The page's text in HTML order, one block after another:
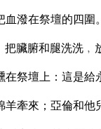
潑在祭壇的四圍。
臟腑和腿洗洗﹐
祭壇上：這是給
羊牽來；亞倫和他